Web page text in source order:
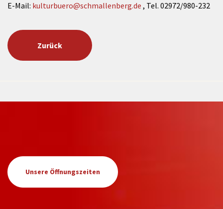
E-Mail: kulturbuero@schmallenberg.de , Tel. 02972/980-232
Zurück
Unsere Öffnungszeiten